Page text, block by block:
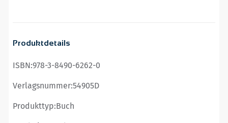
Produktdetails
ISBN:978-3-8490-6262-0
Verlagsnummer:54905D
Produkttyp:Buch